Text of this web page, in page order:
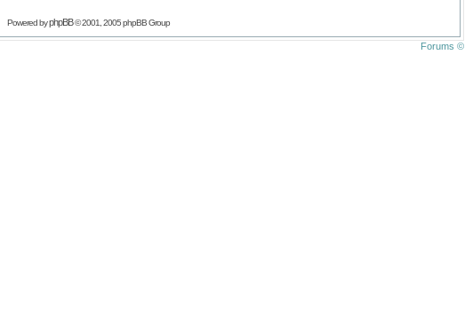
Powered byphpBB© 2001, 2005 phpBB Group
Forums ©